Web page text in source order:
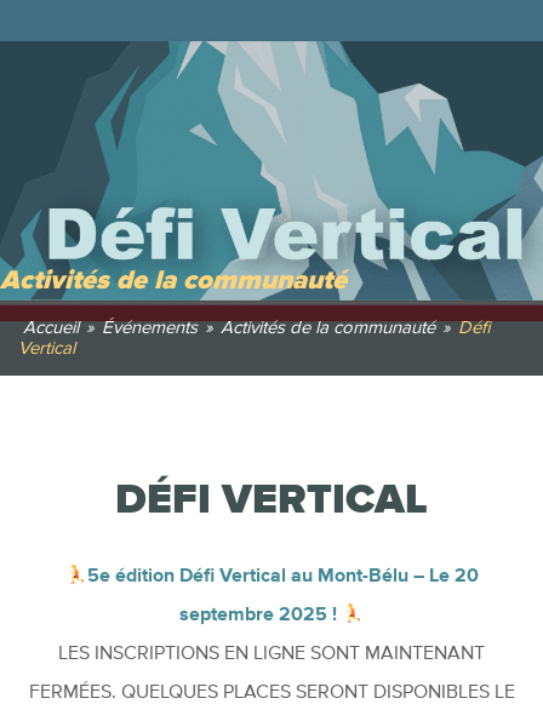
Activités de la communauté
Accueil » Événements » Activités de la communauté » Défi
Vertical
DÉFI VERTICAL
5e édition Défi Vertical au Mont-Bélu – Le 20
septembre 2025 !
LES INSCRIPTIONS EN LIGNE SONT MAINTENANT
FERMÉES. QUELQUES PLACES SERONT DISPONIBLES LE